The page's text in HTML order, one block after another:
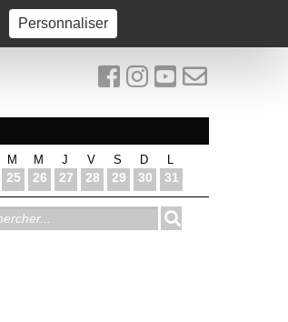
Personnaliser
M
25
M
26
J
27
V
28
S
29
D
30 31